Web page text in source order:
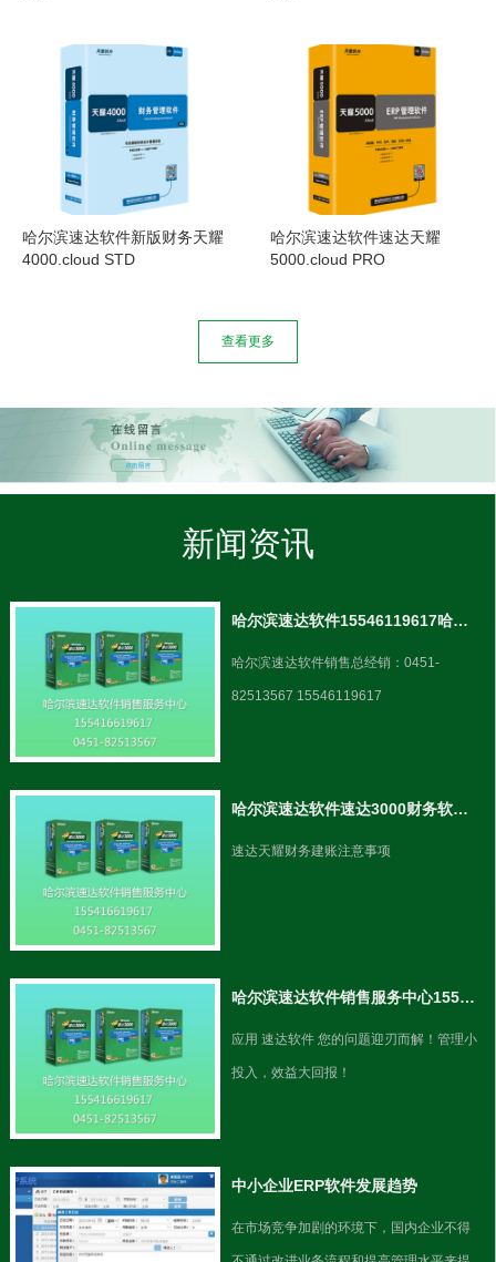
哈尔滨速达软件新版财务天耀
4000.cloud STD
哈尔滨速达软件速达天耀
5000.cloud PRO
查看更多
新闻资讯
哈尔滨速达软件15546119617哈尔滨速达3000
哈尔滨速达软件销售总经销：0451-
82513567 15546119617
哈尔滨速达软件速达3000财务软件建账注意事项
速达天耀财务建账注意事项
哈尔滨速达软件销售服务中心15546119617 0451-82513567
应用 速达软件 您的问题迎刃而解！管理小
投入，效益大回报！
中小企业ERP软件发展趋势
在市场竞争加剧的环境下，国内企业不得